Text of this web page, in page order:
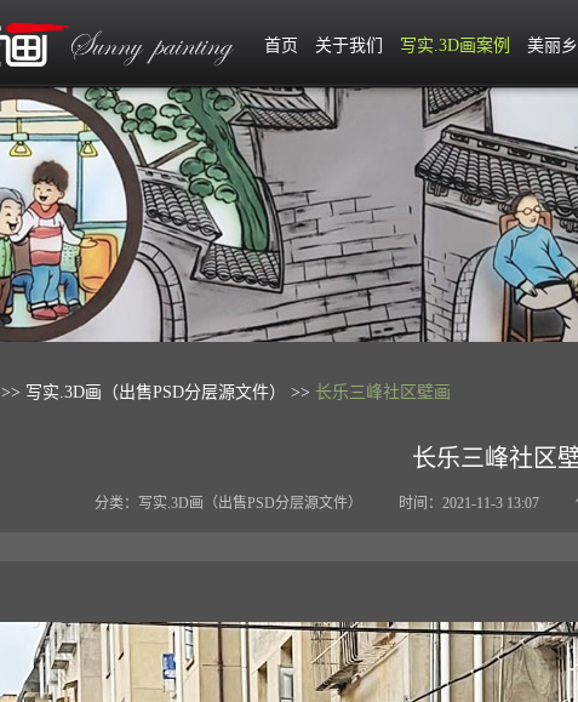
首页 关于我们 写实.3D画案例 美丽
>> 写实.3D画（出售PSD分层源文件） >> 长乐三峰社区壁画
长乐三峰社区
分类：写实.3D画（出售PSD分层源文件） 时间：2021-11-3 13:07